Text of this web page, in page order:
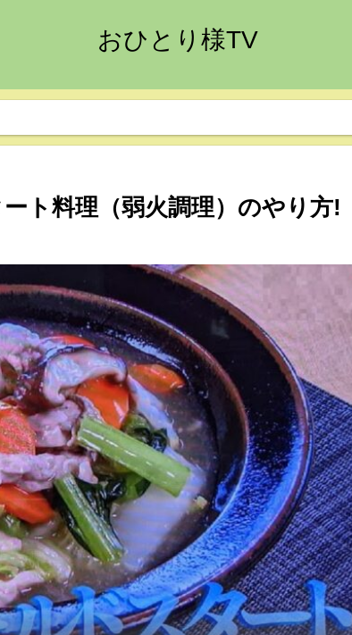
おひとり様TV
ト料理（弱火調理）のやり方!